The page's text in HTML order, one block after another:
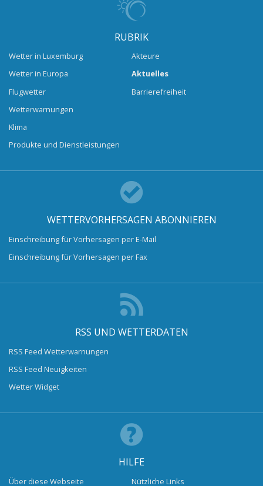
RUBRIK
Wetter in Luxemburg
Wetter in Europa
Flugwetter
Wetterwarnungen
Klima
Produkte und Dienstleistungen
Akteure
Aktuelles
Barrierefreiheit
WETTERVORHERSAGEN ABONNIEREN
Einschreibung für Vorhersagen per E-Mail
Einschreibung für Vorhersagen per Fax
RSS UND WETTERDATEN
RSS Feed Wetterwarnungen
RSS Feed Neuigkeiten
Wetter Widget
HILFE
Über diese Webseite Nützliche Links